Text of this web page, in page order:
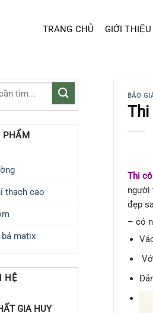
TRANG CHỦ GIỚI THIỆU
PHẨM
thạch cao
matix
HỆ
GIA HUY
BÁO
Thi
Thi
người
đẹp
– có